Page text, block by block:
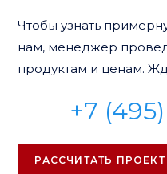
Чтобы узнать
нам, менеджер
продуктам и ценам.
+7
РАССЧИТАТЬ ПРОЕКТ